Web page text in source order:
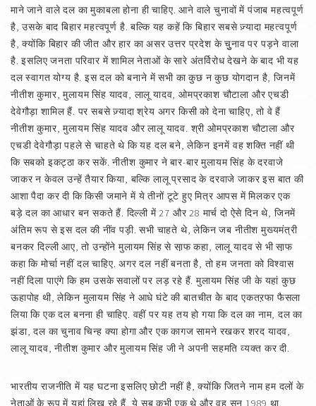
माने जाने वाले दल का मुकाबला होना ही चाहिए. आने वाले चुनावों में पंजाब महत्वपूर्ण
है, उसके बाद बिहार महत्वपूर्ण है. बल्कि यह कहें कि बिहार सबसे ज़्यादा महत्वपूर्ण
है, क्योंकि बिहार की जीत और हार का असर उत्तर प्रदेश के चुुनाव पर पड़ने वाला
है. इसलिए जनता परिवार में शामिल नेताओं के सारे अंतर्विरोध देखने के बाद भी यह
दल स्वागत योग्य है. इस दल को बनाने में सभी का कुछ न कुछ योगदान है, जिनमें
नीतीश कुमार, मुलायम सिंह यादव, लालू यादव, ओमप्रकाश चौटाला और एचडी
देवेगौड़ा शामिल हैं. पर सबसे ज़्यादा श्रेय अगर किसी को देना चाहिए, तो वे हैं
नीतीश कुमार, मुलायम सिंह यादव और लालू यादव. श्री ओमप्रकाश चौटाला और
एचडी देवेगौड़ा पहले से चाहते थे कि यह दल बने, लेकिन इनमें वह शक्ति नहीं थी
कि सबको इकट्ठा कर सकें. नीतीश कुमार ने बार-बार मुलायम सिंह के दरवाजे
जाकर न केवल उन्हें तैयार किया, बल्कि लालू प्रसाद के दरवाजे जाकर इस बात की
आशा पैदा कर दी कि किसी जमाने में ये तीनों टूटे हुए मित्र आपस में मिलकर एक
बड़े दल का आधार बन सकते हैं. दिल्ली में 27 और 28 मार्च दो ऐसे दिन थे, जिनमें
अंतिम रूप से इस दल की नींव पड़ी. सभी चाहते थे, लेकिन जब नीतीश मुख्यमंत्री
बनकर दिल्ली आए, तो उन्होंने मुलायम सिंह से सा़फ कहा, लालू यादव से भी सा़फ
कहा कि मोर्चा नहीं दल चाहिए. अगर दल नहीं बनता है, तो हम जनता को विश्वास
नहीं दिला पाएंगे कि हम उसके सवालों पर लड़ रहे हैं. मुलायम सिंह जी के यहां कुछ
ऊहापोह थी, लेकिन मुलायम सिंह ने आधे घंटे की बातचीत केे बाद एकतऱफा फैसला
लिया कि एक दल बनना ही चाहिए. वहीं पर यह तय हो गया कि दल का नाम, दल का
झंडा, दल का चुनाव चिन्ह क्या होगा और एक कागज सामने रखकर शरद यादव,
लालू यादव, नीतीश कुमार और मुलायम सिंह जी ने अपनी सहमति व्यक्त कर दी.
भारतीय राजनीति में यह घटना इसलिए छोटी नहीं है, क्योंकि जितने नाम हम दलों के
नेताओं के रूप में यहां लिख रहे हैं, ये सब कभी एक थे और वह सन्‌ 1989 था.